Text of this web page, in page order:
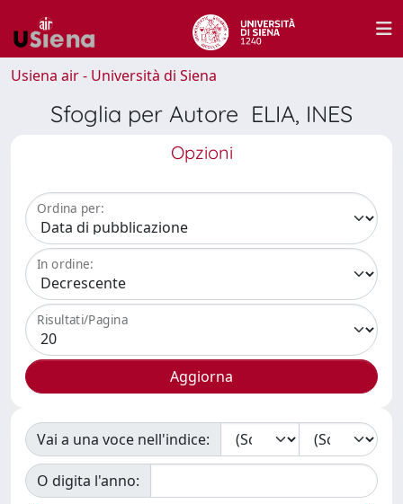
Usiena air - Università di Siena
Sfoglia per Autore ELIA, INES
Opzioni
Ordina per:
In ordine:
Risultati/Pagina
Vai a una voce nell'indice:
O digita l'anno: